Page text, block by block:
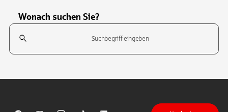
Wonach suchen Sie?
Suchfeld